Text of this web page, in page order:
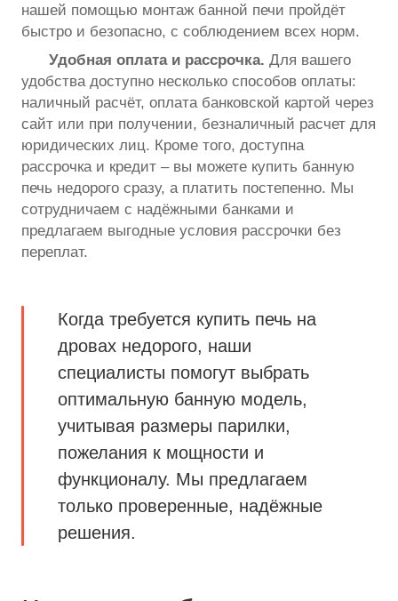
нашей помощью монтаж банной печи пройдёт
быстро и безопасно, с соблюдением всех норм.
Удобная оплата и рассрочка. Для вашего
удобства доступно несколько способов оплаты:
наличный расчёт, оплата банковской картой через
сайт или при получении, безналичный расчет для
юридических лиц. Кроме того, доступна
рассрочка и кредит – вы можете купить банную
печь недорого сразу, а платить постепенно. Мы
сотрудничаем с надёжными банками и
предлагаем выгодные условия рассрочки без
переплат.
Когда требуется купить печь на
дровах недорого, наши
специалисты помогут выбрать
оптимальную банную модель,
учитывая размеры парилки,
пожелания к мощности и
функционалу. Мы предлагаем
только проверенные, надёжные
решения.